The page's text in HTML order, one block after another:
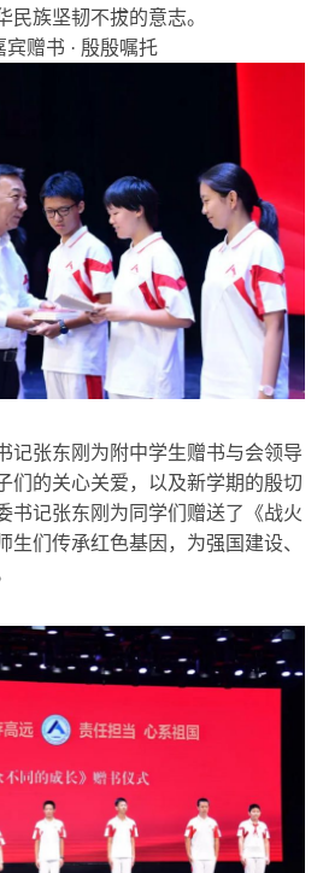
民族坚韧不拔的意志。
宾赠书 · 殷殷嘱托
记张东刚为附中学生赠书与会领导
们的关心关爱，以及新学期的殷切
书记张东刚为同学们赠送了《战火
生们传承红色基因，为强国建设、